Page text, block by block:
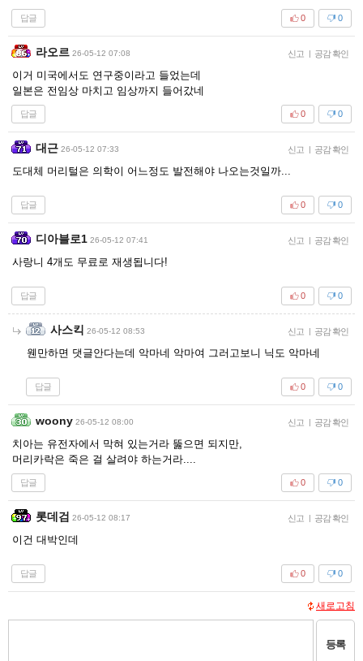
답글 0
0
라오르 26-05-12 07:08 신고 | 공감 확인
이거 미국에서도 연구중이라고 들었는데
일본은 전임상 마치고 임상까지 들어갔네
답글 0
0
대근 26-05-12 07:33 신고 | 공감 확인
도대체 머리털은 의학이 어느정도 발전해야 나오는것일까...
답글 0
0
디아블로1 26-05-12 07:41 신고 | 공감 확인
사랑니 4개도 무료로 재생됩니다!
답글 0
0
사스킥 26-05-12 08:53 신고 | 공감 확인
웬만하면 댓글안다는데 악마네 악마여 그러고보니 닉도 악마네
답글 0
0
woony 26-05-12 08:00 신고 | 공감 확인
치아는 유전자에서 막혀 있는거라 뚫으면 되지만,
머리카락은 죽은 걸 살려야 하는거라....
답글 0
0
롯데검 26-05-12 08:17 신고 | 공감 확인
이건 대박인데
답글 0
0
새로고침
등록